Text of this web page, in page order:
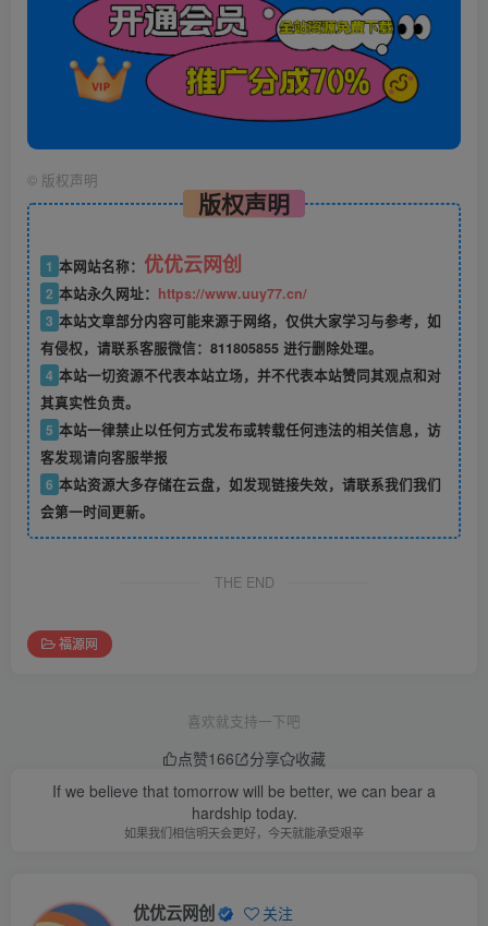
© 版权声明
版权声明
1 本网站名称： 优优云网创
2 本站永久网址： https://www.uuy77.cn/
3 本站文章部分内容可能来源于网络，仅供大家学习与参考，如
有侵权，请联系客服微信：811805855 进行删除处理。
4 本站一切资源不代表本站立场，并不代表本站赞同其观点和对
其真实性负责。
5 本站一律禁止以任何方式发布或转载任何违法的相关信息，访
客发现请向客服举报
6 本站资源大多存储在云盘，如发现链接失效，请联系我们我们
会第一时间更新。
THE END
福源网
喜欢就支持一下吧
点赞166 分享
收藏
If we believe that tomorrow will be better, we can bear a
hardship today.
如果我们相信明天会更好，今天就能承受艰辛
优优云网创 关注